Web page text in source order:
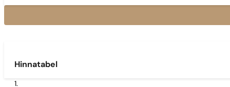
Hinnatabel